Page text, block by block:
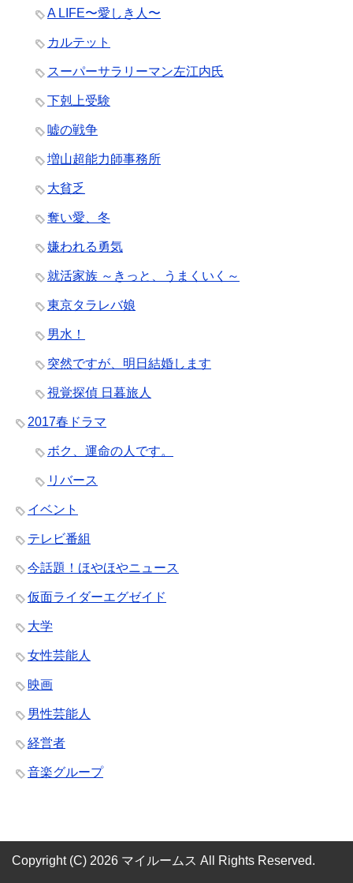
A LIFE〜愛しき人〜
カルテット
スーパーサラリーマン左江内氏
下剋上受験
嘘の戦争
増山超能力師事務所
大貧乏
奪い愛、冬
嫌われる勇気
就活家族 ～きっと、うまくいく～
東京タラレバ娘
男水！
突然ですが、明日結婚します
視覚探偵 日暮旅人
2017春ドラマ
ボク、運命の人です。
リバース
イベント
テレビ番組
今話題！ほやほやニュース
仮面ライダーエグゼイド
大学
女性芸能人
映画
男性芸能人
経営者
音楽グループ
Copyright (C) 2026 マイルームス All Rights Reserved.